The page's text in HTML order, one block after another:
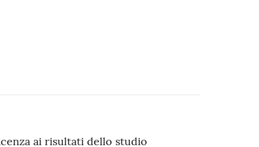
ai risultati dello studio